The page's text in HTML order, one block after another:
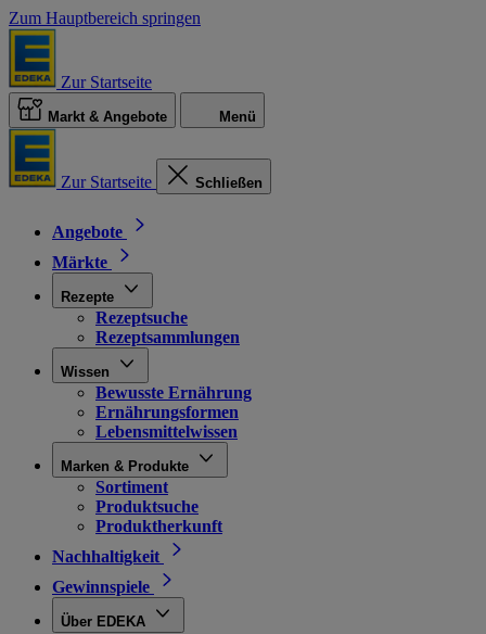
Zum Hauptbereich springen
Zur Startseite
Markt & Angebote Menü
Zur Startseite Schließen
Angebote
Märkte
Rezepte
Rezeptsuche
Rezeptsammlungen
Wissen
Bewusste Ernährung
Ernährungsformen
Lebensmittelwissen
Marken & Produkte
Sortiment
Produktsuche
Produktherkunft
Nachhaltigkeit
Gewinnspiele
Über EDEKA